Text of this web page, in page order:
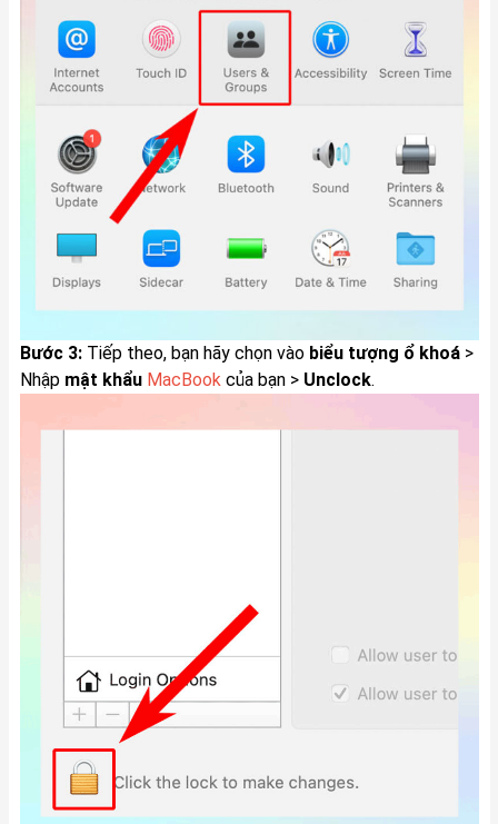
Bước 3:Tiếp theo, bạn hãy chọn vàobiểu tượng ổ khoá>
Nhậpmật khẩu MacBookcủa bạn > Unclock.